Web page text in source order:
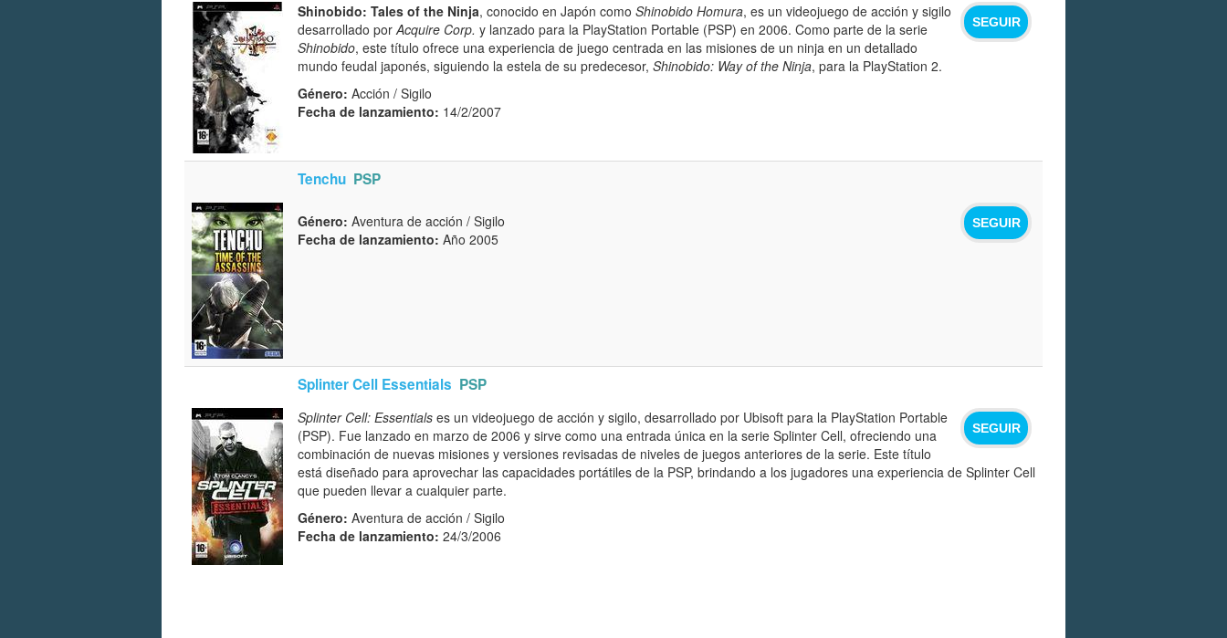
SEGUIR
Shinobido: Tales of the Ninja, conocido en Japón como Shinobido Homura, es un videojuego de acción y sigilo
desarrollado por Acquire Corp. y lanzado para la PlayStation Portable (PSP) en 2006. Como parte de la serie
Shinobido, este título ofrece una experiencia de juego centrada en las misiones de un ninja en un detallado
mundo feudal japonés, siguiendo la estela de su predecesor, Shinobido: Way of the Ninja, para la PlayStation 2.
Género: Acción / Sigilo
Fecha de lanzamiento: 14/2/2007
Tenchu PSP
SEGUIR
Género: Aventura de acción / Sigilo
Fecha de lanzamiento: Año 2005
Splinter Cell Essentials PSP
SEGUIR
Splinter Cell: Essentials es un videojuego de acción y sigilo, desarrollado por Ubisoft para la PlayStation Portable
(PSP). Fue lanzado en marzo de 2006 y sirve como una entrada única en la serie Splinter Cell, ofreciendo una
combinación de nuevas misiones y versiones revisadas de niveles de juegos anteriores de la serie. Este título
está diseñado para aprovechar las capacidades portátiles de la PSP, brindando a los jugadores una experiencia de Splinter Cell
que pueden llevar a cualquier parte.
Género: Aventura de acción / Sigilo
Fecha de lanzamiento: 24/3/2006